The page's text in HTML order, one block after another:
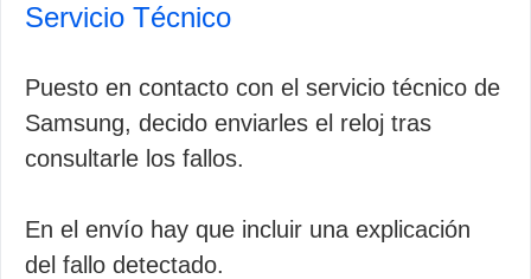
Servicio Técnico
Puesto en contacto con el servicio técnico de
Samsung, decido enviarles el reloj tras
consultarle los fallos.
En el envío hay que incluir una explicación
del fallo detectado.